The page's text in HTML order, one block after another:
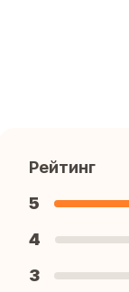
Рейтинг
5
4
3